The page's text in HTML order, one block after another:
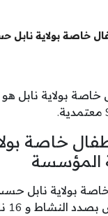
خاصة بولاية نابل
بولاية نابل هو
خاصة
بولاية نابل